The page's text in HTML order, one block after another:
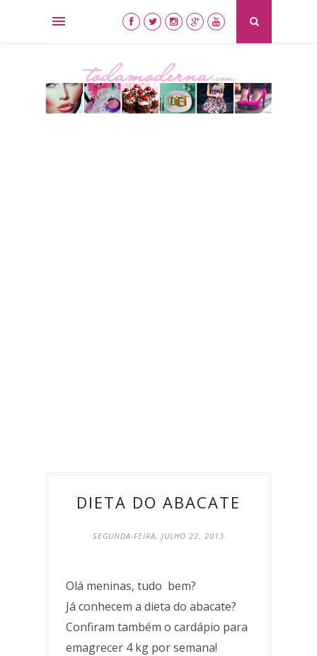
DIETA DO ABACATE
SEGUNDA-FEIRA, JULHO 22, 2013
Olá meninas, tudo bem?
Já conhecem a dieta do abacate?
Confiram também o cardápio para
emagrecer 4 kg por semana!